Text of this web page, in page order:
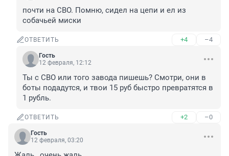
почти на СВО. Помню, сидел на цепи и ел из
собачьей миски
ОТВЕТИТЬ +4 –4
Гость
12 февраля, 12:12
Ты с СВО или того завода пишешь? Смотри, они в
боты подадутся, и твои 15 руб быстро превратятся в
1 рубль.
ОТВЕТИТЬ +2 –0
Гость
12 февраля, 03:20